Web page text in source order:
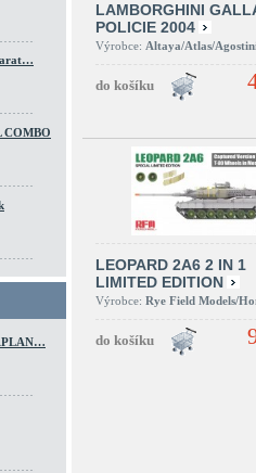
COMBO
LAMBORGHINI
POLICIE 2004
Výrobce: Altaya/Atlas/
LEOPARD 2A6 2 IN 1
LIMITED EDITION
Výrobce: Rye Field Models/